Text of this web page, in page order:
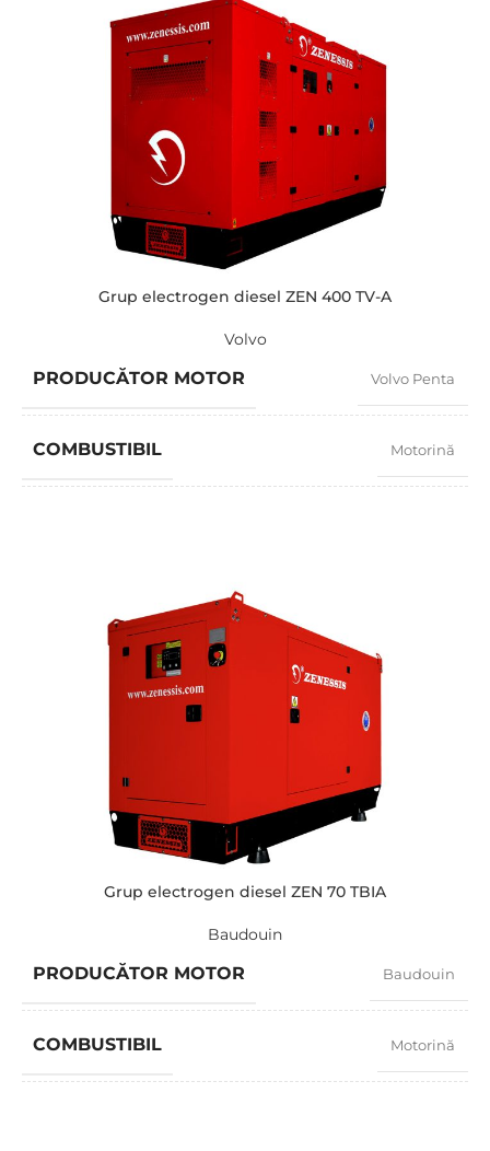
TENSIUNE STANDARD
PUTERE (KVA)
Grup electrogen diesel ZEN 400 TV-A
Volvo
PRODUCĂTOR MOTOR Volvo Penta
COMBUSTIBIL Motorină
AMPERAJ
PUTERE (KVA)
Grup electrogen diesel ZEN 70 TBIA
Baudouin
PRODUCĂTOR MOTOR Baudouin
COMBUSTIBIL Motorină